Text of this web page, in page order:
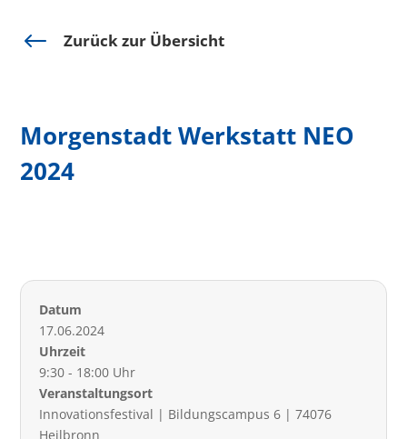
# Zurück zur Übersicht
Morgenstadt Werkstatt NEO
2024
Datum
17.06.2024
Uhrzeit
9:30 - 18:00 Uhr
Veranstaltungsort
Innovationsfestival | Bildungscampus 6 | 74076
Heilbronn